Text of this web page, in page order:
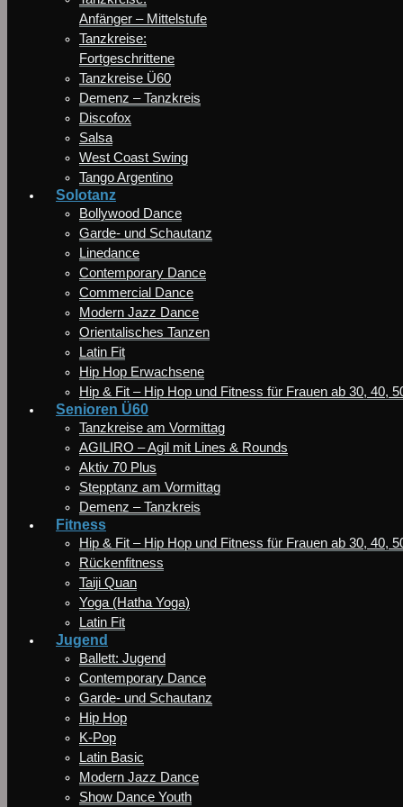
Anfänger – Mittelstufe
Tanzkreise:
Fortgeschrittene
Tanzkreise Ü60
Demenz – Tanzkreis
Discofox
Salsa
West Coast Swing
Tango Argentino
Solotanz
Bollywood Dance
Garde- und Schautanz
Linedance
Contemporary Dance
Commercial Dance
Modern Jazz Dance
Orientalisches Tanzen
Latin Fit
Hip Hop Erwachsene
Hip & Fit – Hip Hop und Fitness für Frauen ab 30, 40,
Senioren Ü60
Tanzkreise am Vormittag
AGILIRO – Agil mit Lines & Rounds
Aktiv 70 Plus
Stepptanz am Vormittag
Demenz – Tanzkreis
Fitness
Hip & Fit – Hip Hop und Fitness für Frauen ab 30, 40,
Rückenfitness
Taiji Quan
Yoga (Hatha Yoga)
Latin Fit
Jugend
Ballett: Jugend
Contemporary Dance
Garde- und Schautanz
Hip Hop
K-Pop
Latin Basic
Modern Jazz Dance
Show Dance Youth